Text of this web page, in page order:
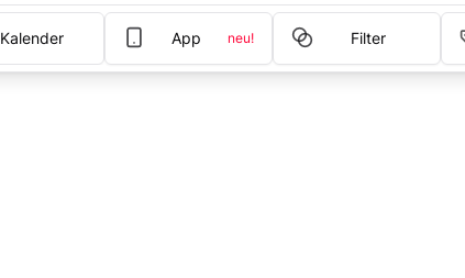
Kalender App neu! Filter